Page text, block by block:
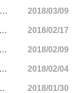
2018/03/09
2018/02/17
2018/02/09
2018/02/04
2018/01/30